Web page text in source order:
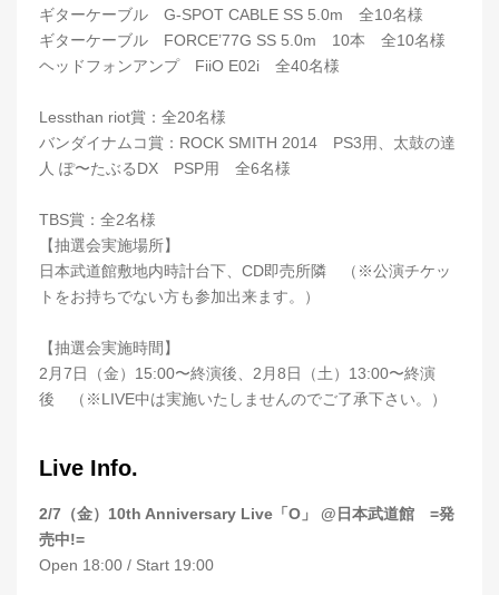
ギターケーブル G-SPOT CABLE SS 5.0m 全10名様
ギターケーブル FORCE’77G SS 5.0m 10本 全10名様
ヘッドフォンアンプ FiiO E02i 全40名様
Lessthan riot賞：全20名様
バンダイナムコ賞：ROCK SMITH 2014 PS3用、太鼓の達
人 ぽ〜たぶるDX PSP用 全6名様
TBS賞：全2名様
【抽選会実施場所】
日本武道館敷地内時計台下、CD即売所隣 （※公演チケッ
トをお持ちでない方も参加出来ます。）
【抽選会実施時間】
2月7日（金）15:00〜終演後、2月8日（土）13:00〜終演
後 （※LIVE中は実施いたしませんのでご了承下さい。）
Live Info.
2/7（金）10th Anniversary Live「O」 @日本武道館 =発
売中!=
Open 18:00 / Start 19:00